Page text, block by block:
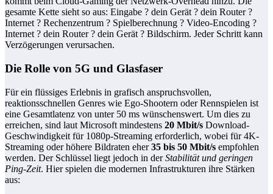
gesamte Kette sieht so aus: Eingabe ? dein Gerät ? dein Router ?
Internet ? Rechenzentrum ? Spielberechnung ? Video-Encoding ?
Internet ? dein Router ? dein Gerät ? Bildschirm. Jeder Schritt kann
Verzögerungen verursachen.
Die Rolle von 5G und Glasfaser
Für ein flüssiges Erlebnis in grafisch anspruchsvollen,
reaktionsschnellen Genres wie Ego-Shootern oder Rennspielen ist
eine Gesamtlatenz von unter 50 ms wünschenswert. Um dies zu
erreichen, sind laut Microsoft mindestens 20 Mbit/s Download-
Geschwindigkeit für 1080p-Streaming erforderlich, wobei für 4K-
Streaming oder höhere Bildraten eher35 bis 50 Mbit/s empfohlen
werden. Der Schlüssel liegt jedoch in derStabilität und geringen
Ping-Zeit. Hier spielen die modernen Infrastrukturen ihre Stärken
aus: